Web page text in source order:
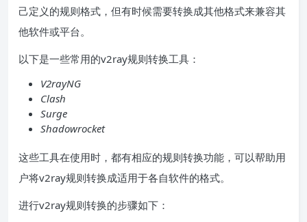
己定义的规则格式，但有时候需要转换成其他格式来兼容其
他软件或平台。
以下是一些常用的v2ray规则转换工具：
V2rayNG
Clash
Surge
Shadowrocket
这些工具在使用时，都有相应的规则转换功能，可以帮助用
户将v2ray规则转换成适用于各自软件的格式。
进行v2ray规则转换的步骤如下：